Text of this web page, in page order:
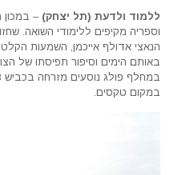
ללמוד ולדעת (תל יצחק) – במכון
וספריה מקיפים ללימודי השואה.
הנאצי אדולף אייכמן, השמעות
באותם הימים וסיפור תפיסתו של
במקום טקסים.